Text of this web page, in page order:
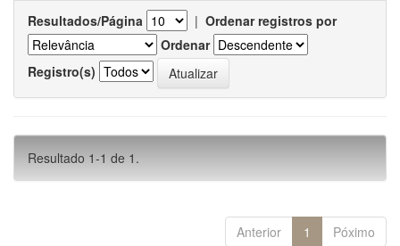
Resultados/Página | Ordenar registros por
Ordenar
Registro(s)
Resultado 1-1 de 1.
Anterior 1 Póximo